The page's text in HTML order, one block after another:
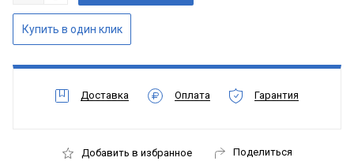
Доставка Оплата Гарантия
Добавить в избранное Поделиться